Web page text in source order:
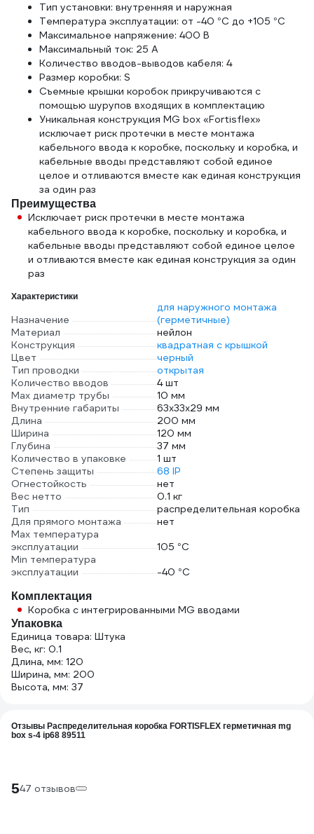
Тип установки: внутренняя и наружная
Температура эксплуатации: от -40 °C до +105 °C
Максимальное напряжение: 400 В
Максимальный ток: 25 А
Количество вводов-выводов кабеля: 4
Размер коробки: S
Съемные крышки коробок прикручиваются с
помощью шурупов входящих в комплектацию
Уникальная конструкция MG box «Fortisflex»
исключает риск протечки в месте монтажа
кабельного ввода к коробке, поскольку и коробка, и
кабельные вводы представляют собой единое
целое и отливаются вместе как единая конструкция
за один раз
Преимущества
Исключает риск протечки в месте монтажа
кабельного ввода к коробке, поскольку и коробка, и
кабельные вводы представляют собой единое целое
и отливаются вместе как единая конструкция за один
раз
Характеристики
Назначение
для наружного монтажа
(герметичные)
Материал
нейлон
Конструкция
квадратная с крышкой
Цвет
черный
Тип проводки
открытая
Количество вводов
4 шт
Max диаметр трубы
10 мм
Внутренние габариты
63x33x29 мм
Длина
200 мм
Ширина
120 мм
Глубина
37 мм
Количество в упаковке
1 шт
Степень защиты
68 IP
Огнестойкость
нет
Вес нетто
0.1 кг
Тип
распределительная коробка
Для прямого монтажа
нет
Max температура
эксплуатации
105 °С
Min температура
эксплуатации
-40 °С
Комплектация
Коробка с интегрированными MG вводами
Упаковка
Единица товара: Штука
Вес, кг: 0.1
Длина, мм: 120
Ширина, мм: 200
Высота, мм: 37
Отзывы Распределительная коробка FORTISFLEX герметичная mg
box s-4 ip68 89511
547 отзывов